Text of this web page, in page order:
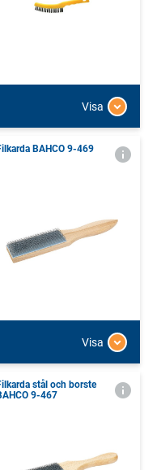
Visa
BAHCO 9-469
Visa
stål och borste
9-467